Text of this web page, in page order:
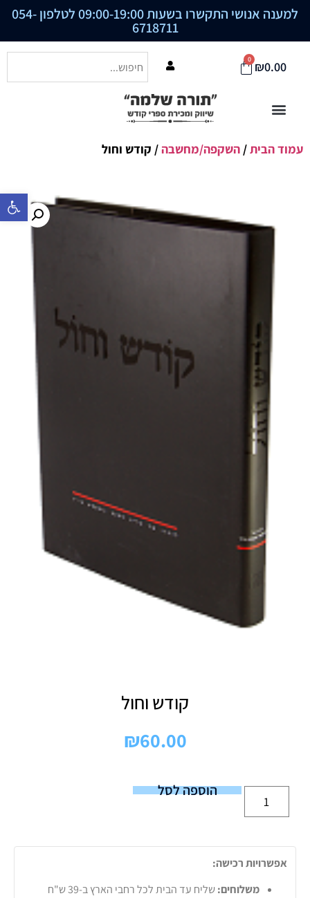
פתח סרגל
למענה אנושי התקשרו בשעות 09:00-19:00 לטלפון 054-
6718711
₪0.00
0
עמוד הבית/ השקפה/מחשבה/ קודש וחול
קודש וחול
₪60.00
הוספה לסל
אפשרויות רכישה:
משלוחים:
שליח עד הבית לכל רחבי הארץ ב-39 ש"ח